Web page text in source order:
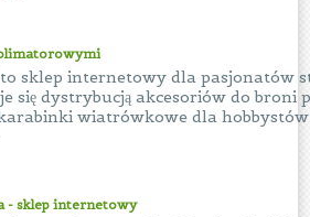
to sklep internetowy dla pasjonatów
się dystrybucją akcesoriów do broni
wiatrówkowe dla
- sklep internetowy